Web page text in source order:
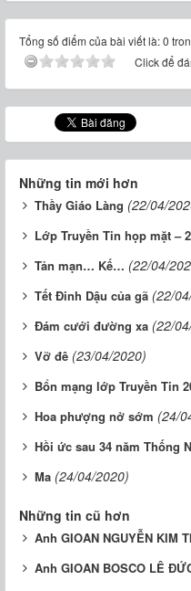
Tổng số điểm của bài viết là: 0
Click để
Những tin mới hơn
Thầy Giáo Làng (22/04/
Lớp Truyền Tin họp mặt –
Tản mạn… Kế… (22/04/
Tết Đinh Dậu của gã (22/
Đám cưới đường xa (22/
Vỡ đê (23/04/2020)
Bổn mạng lớp Truyền Tin
Hoa phượng nở sớm (24/
Hồi ức sau 34 năm Thống
Ma (24/04/2020)
Những tin cũ hơn
Anh GIOAN NGUYỄN KIM
Anh GIOAN BOSCO LÊ